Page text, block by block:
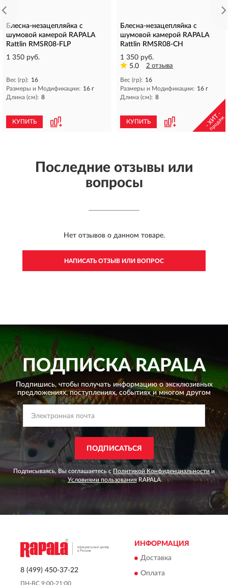
Блесна-незацепляйка с
шумовой камерой RAPALA
Rattlin RMSR08-FLP
1 350 руб.
Вес (гр): 16
Размеры и Модификации: 16 г
Длина (см): 8
КУПИТЬ
Блесна-незацепляйка с
шумовой камерой RAPALA
Rattlin RMSR08-CH
1 350 руб.
5.0
2 отзыва
Вес (гр): 16
Размеры и Модификации: 16 г
Длина (см): 8
КУПИТЬ - ХИТ -
продаж
Последние отзывы или
вопросы
Нет отзывов о данном товаре.
НАПИСАТЬ ОТЗЫВ ИЛИ ВОПРОС
ПОДПИСКАRAPALA
Подпишись, чтобы получать информацию о эксклюзивных
предложениях,поступлениях, событиях и многом другом
ПОДПИСАТЬСЯ
Подписываясь, Вы соглашаетесь сПолитикой Конфиденциальности и
Условиями пользованияRAPALA
8 (499) 450-37-22
ПН-ВС 9:00-21:00
ИНФОРМАЦИЯ
Доставка
Оплата